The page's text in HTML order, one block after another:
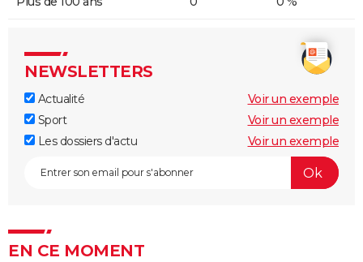
NEWSLETTERS
Actualité
Voir un exemple
Sport
Voir un exemple
Les dossiers d'actu
Voir un exemple
EN CE MOMENT